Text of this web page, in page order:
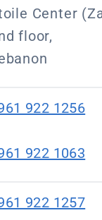
Center
floor,
922 1256
922 1063
922 1257